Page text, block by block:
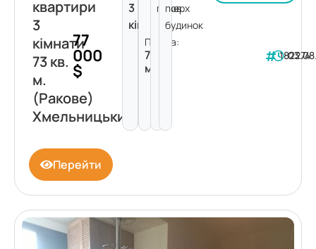
квартири
3
кімнати
73 кв.
м.
(Ракове)
Хмельницький
77
000
$
3
кімнати
Площа:
73
м²
поверх
пов.
будинок
182274
Перейти